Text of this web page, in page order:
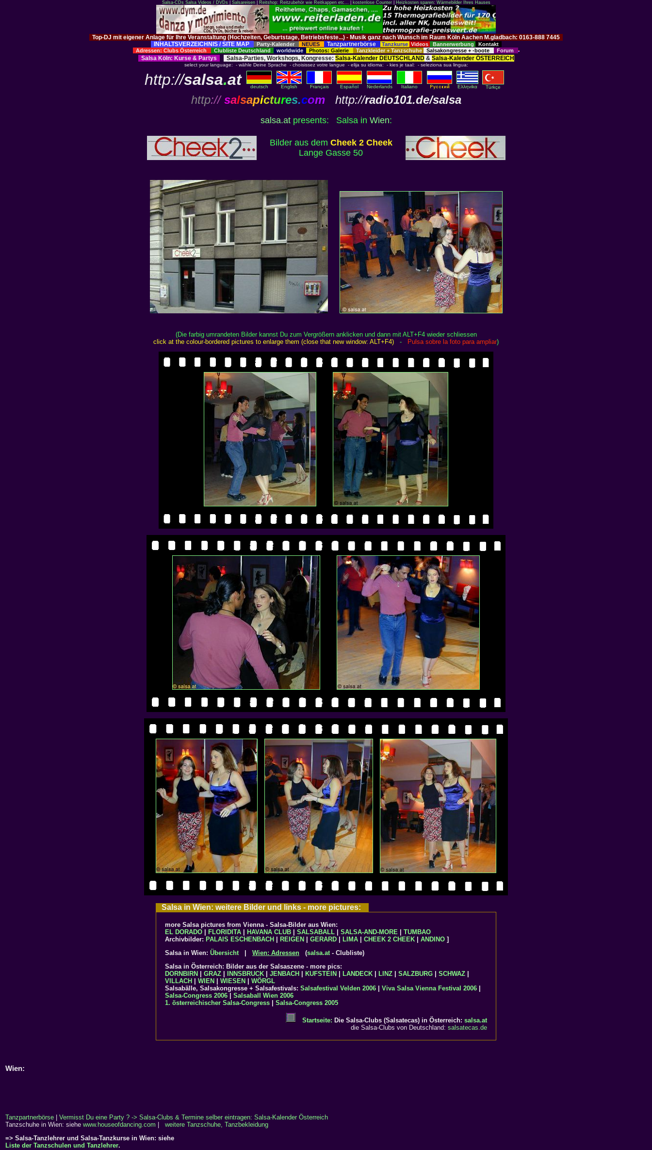
Salsa-CDs Salsa Videos / DVDs| Salsareisen| Reitshop: Reitzubehör wie Reitkappen etc... kostenlose Counter| Heizkosten sparen: Wärmebilder Ihres Hauses
Top-DJ mit eigener Anlage für Ihre Veranstaltung (Hochzeiten, Geburtstage, Betriebsfeste...) - Musik ganz nach Wunsch im Raum Köln Aachen M.gladbach: 0163-888 7445
INHALTSVERZEICHNIS / SITE MAP
Party-Kalender NEUES Tanzpartnerbörse Tanzkurse Videos Bannerwerbung
Kontakt
Adressen: Clubs Österreich
Clubliste Deutschland worldwide Photos: Galerie Tanzkleider + Tanzschuhe Salsakongresse + -boote Forum
Salsa Köln: Kurse& Partys Salsa-Parties, Workshops, Kongresse: Salsa-Kalender DEUTSCHLAND& Salsa-Kalender ÖSTERREICH
select your language: - wähle Deine Sprache - choisissez votre langue - elija su idioma: - kies je taal: - seleziona sua lingua:
http://salsa.at deutsch English Français Español Nederlands Italiano Eλληvikα Türkçe
http:// salsapictures.com http://radio101.de/salsa
salsa.at presents: Salsa in Wien:
Bilder aus dem Cheek 2 Cheek
Lange Gasse 50
(Die farbig umrandeten Bilder kannst Du zum Vergrößern anklicken und dann mit ALT+F4 wieder schliessen
click at the colour-bordered pictures to enlarge them (close that new window: ALT+F4)
- Pulsa sobre la foto para ampliar)
Salsa in Wien: weitere Bilder und links - more pictures:
more Salsa pictures from Vienna - Salsa-Bilder aus Wien:
EL DORADO
FLORIDITA HAVANA CLUB SALSABALL SALSA-AND-MORE
TUMBAO
Archivbilder: PALAIS ESCHENBACH REIGEN GERARD LIMA CHEEK 2 CHEEK ANDINO ]
Salsa in Wien: Übersicht| Wien: Adressen (salsa.at- Clubliste)
Salsa in Österreich: Bilder aus der Salsaszene - more pics:
DORNBIRN
GRAZ INNSBRUCK JENBACH KUFSTEIN LANDECK LINZ SALZBURG SCHWAZ
VILLACH
WIEN WIESEN
WÖRGL
Salsabälle, Salsakongresse + Salsafestivals: Salsafestival Velden 2006 Viva Salsa Vienna Festival 2006
Salsa-Congress 2006
Salsaball Wien 2006
1. österreichischer Salsa-Congress
Salsa-Congress 2005
Startseite: Die Salsa-Clubs (Salsatecas) in Österreich: salsa.at
die Salsa-Clubs von Deutschland: salsatecas.de
Wien:
Tanzpartnerbörse
Vermisst Du eine Party ? -> Salsa-Clubs & Termine selber eintragen: Salsa-Kalender Österreich
Tanzschuhe in Wien: siehe www.houseofdancing.com
weitere Tanzschuhe, Tanzbekleidung
=> Salsa-Tanzlehrer und Salsa-Tanzkurse in Wien: siehe
Liste der Tanzschulen und Tanzlehrer.